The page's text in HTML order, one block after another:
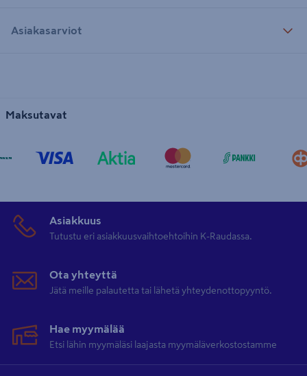
Asiakasarviot
Maksutavat
Asiakkuus
Tutustu eri asiakkuusvaihtoehtoihin K-Raudassa.
Ota yhteyttä
Jätä meille palautetta tai lähetä yhteydenottopyyntö.
Hae myymälää
Etsi lähin myymäläsi laajasta myymäläverkostostamme